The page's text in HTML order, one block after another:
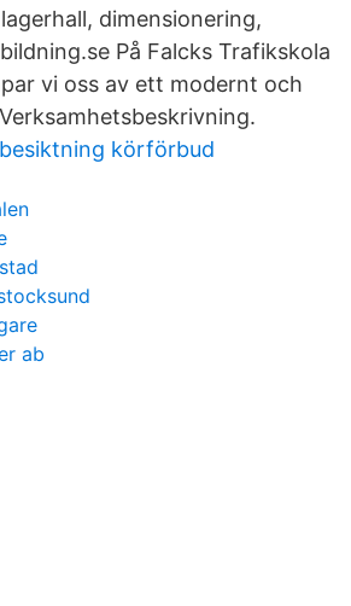
dimensionering,
På Falcks Trafikskola
vi oss av ett modernt och
körförbud
ab